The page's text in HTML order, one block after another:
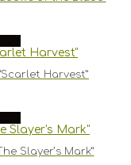
Harvest”
Slayer’s Mark”